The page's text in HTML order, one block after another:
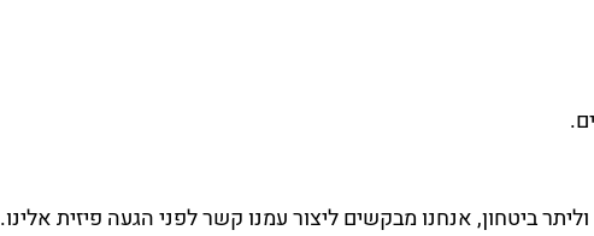
ביטחון, אנחנו מבקשים ליצור עמנו קשר לפני הגעה פיזית אלינו.